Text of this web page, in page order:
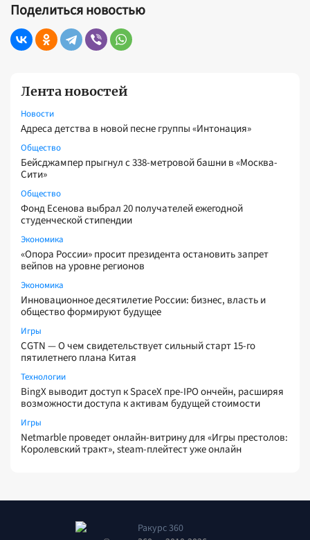
Лента новостей
Новости
Адреса детства в новой песне группы «Интонация»
Общество
Бейсджампер прыгнул с 338-метровой башни в «Москва-
Сити»
Общество
Фонд Есенова выбрал 20 получателей ежегодной
студенческой стипендии
Экономика
«Опора России» просит президента остановить запрет
вейпов на уровне регионов
Экономика
Инновационное десятилетие России: бизнес, власть и
общество формируют будущее
Игры
CGTN — О чем свидетельствует сильный старт 15-го
пятилетнего плана Китая
Технологии
BingX выводит доступ к SpaceX пре-IPO ончейн, расширяя
возможности доступа к активам будущей стоимости
Игры
Netmarble проведет онлайн-витрину для «Игры престолов:
Королевский тракт», steam-плейтест уже онлайн
Поделиться новостью